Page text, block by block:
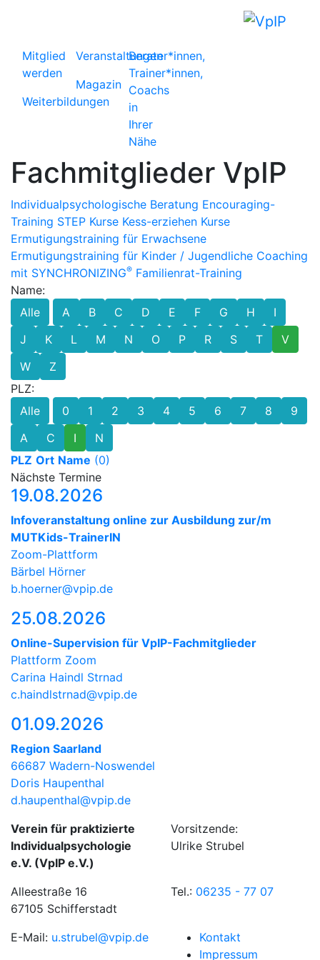
Mitglied
werden
Weiterbildungen
Veranstaltungen
Magazin
Berater*innen,
Trainer*innen,
Coachs
in
Ihrer
Nähe
Fachmitglieder VpIP
Individualpsychologische Beratung Encouraging-
Training STEP Kurse Kess-erziehen Kurse
Ermutigungstraining für Erwachsene
Ermutigungstraining für Kinder / Jugendliche Coaching
mit SYNCHRONIZING® Familienrat-Training
Name:
Alle
A B C D E F G H
I
J
K L M N O P R S T
V
W
Z
PLZ:
Alle
0 1 2 3 4 5 6 7 8
9
A
C I
N
PLZ Ort Name (0)
Nächste Termine
19.08.2026
Infoveranstaltung online zur Ausbildung zur/m
MUTKids-TrainerIN
Zoom-Plattform
Bärbel Hörner
b.hoerner@vpip.de
25.08.2026
Online-Supervision für VpIP-Fachmitglieder
Plattform Zoom
Carina Haindl Strnad
c.haindlstrnad@vpip.de
01.09.2026
Region Saarland
66687 Wadern-Noswendel
Doris Haupenthal
d.haupenthal@vpip.de
Verein für praktizierte
Individualpsychologie
e.V. (VpIP e.V.)
Vorsitzende:
Ulrike Strubel
Alleestraße 16
67105 Schifferstadt
Tel.: 06235 - 77 07
E-Mail: u.strubel@vpip.de
Kontakt
Impressum